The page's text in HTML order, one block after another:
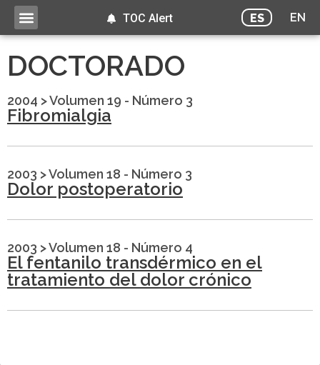
ES EN
TOC Alert
DOCTORADO
2004 >Volumen 19 - Número 3
Fibromialgia
2003 >Volumen 18 - Número 3
Dolor postoperatorio
2003 >Volumen 18 - Número 4
El fentanilo transdérmico en el
tratamiento del dolor crónico